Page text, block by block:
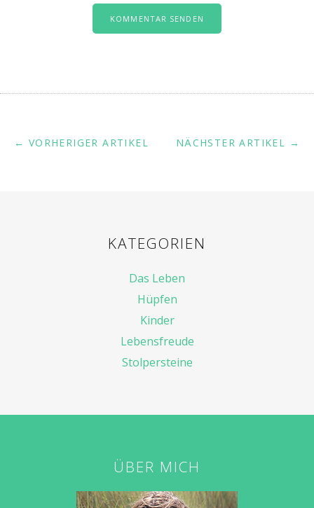
NÄCHSTER ARTIKEL →
← VORHERIGER ARTIKEL
KATEGORIEN
Das Leben
Hüpfen
Kinder
Lebensfreude
Stolpersteine
ÜBER MICH